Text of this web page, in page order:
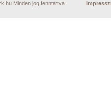
Minden jog fenntartva.